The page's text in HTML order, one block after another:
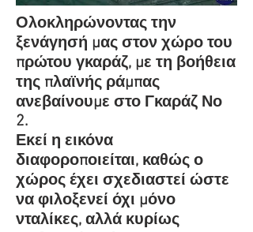
Ολοκληρώνοντας την
ξενάγησή μας στον χώρο του
πρώτου γκαράζ, με τη βοήθεια
της πλαϊνής ράμπας
ανεβαίνουμε στο Γκαράζ Νο
2.
Εκεί η εικόνα
διαφοροποιείται, καθώς ο
χώρος έχει σχεδιαστεί ώστε
να φιλοξενεί όχι μόνο
νταλίκες, αλλά κυρίως